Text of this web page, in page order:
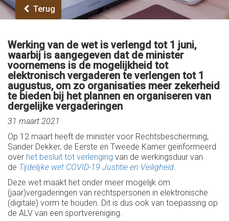
Terug
Werking van de wet is verlengd tot 1 juni,
waarbij is aangegeven dat de minister
voornemens is de mogelijkheid tot
elektronisch vergaderen te verlengen tot 1
augustus, om zo organisaties meer zekerheid
te bieden bij het plannen en organiseren van
dergelijke vergaderingen
31 maart 2021
Op 12 maart heeft de minister voor Rechtsbescherming,
Sander Dekker, de Eerste en Tweede Kamer geïnformeerd
over het besluit tot verlenging van de werkingsduur van
de Tijdelijke wet COVID-19 Justitie en Veiligheid.
Deze wet maakt het onder meer mogelijk om
(jaar)vergaderingen van rechtspersonen in elektronische
(digitale) vorm te houden. Dit is dus ook van toepassing op
de ALV van een sportvereniging.